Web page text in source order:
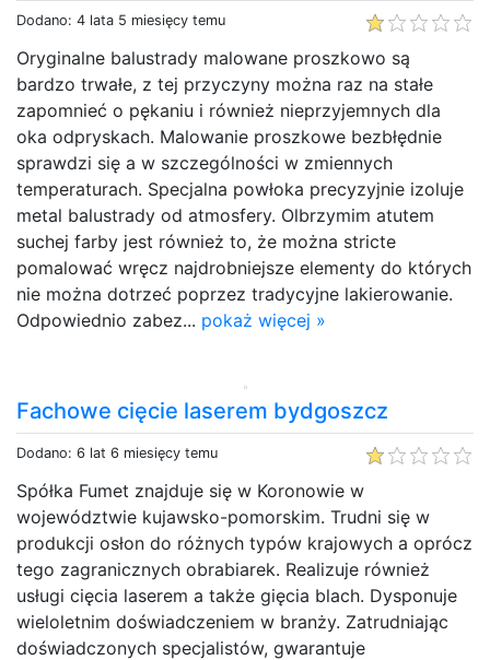
Dodano: 4 lata 5 miesięcy temu
Oryginalne balustrady malowane proszkowo są
bardzo trwałe, z tej przyczyny można raz na stałe
zapomnieć o pękaniu i również nieprzyjemnych dla
oka odpryskach. Malowanie proszkowe bezbłędnie
sprawdzi się a w szczególności w zmiennych
temperaturach. Specjalna powłoka precyzyjnie izoluje
metal balustrady od atmosfery. Olbrzymim atutem
suchej farby jest również to, że można stricte
pomalować wręcz najdrobniejsze elementy do których
nie można dotrzeć poprzez tradycyjne lakierowanie.
Odpowiednio zabez... pokaż więcej »
Fachowe cięcie laserem bydgoszcz
Dodano: 6 lat 6 miesięcy temu
Spółka Fumet znajduje się w Koronowie w
województwie kujawsko-pomorskim. Trudni się w
produkcji osłon do różnych typów krajowych a oprócz
tego zagranicznych obrabiarek. Realizuje również
usługi cięcia laserem a także gięcia blach. Dysponuje
wieloletnim doświadczeniem w branży. Zatrudniając
doświadczonych specjalistów, gwarantuje